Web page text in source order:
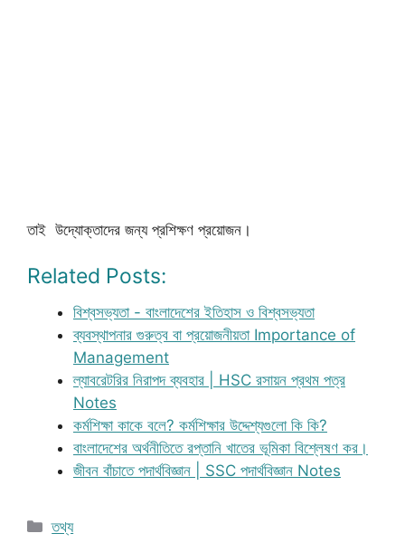
তাই উদ্যোক্তাদের জন্য প্রশিক্ষণ প্রয়োজন।
Related Posts:
বিশ্বসভ্যতা - বাংলাদেশের ইতিহাস ও বিশ্বসভ্যতা
ব্যবস্থাপনার গুরুত্ব বা প্রয়োজনীয়তা Importance of
Management
ল্যাবরেটরির নিরাপদ ব্যবহার | HSC রসায়ন প্রথম পত্র
Notes
কর্মশিক্ষা কাকে বলে? কর্মশিক্ষার উদ্দেশ্যগুলো কি কি?
বাংলাদেশের অর্থনীতিতে রপ্তানি খাতের ভূমিকা বিশ্লেষণ কর।
জীবন বাঁচাতে পদার্থবিজ্ঞান | SSC পদার্থবিজ্ঞান Notes
Categories
তথ্য